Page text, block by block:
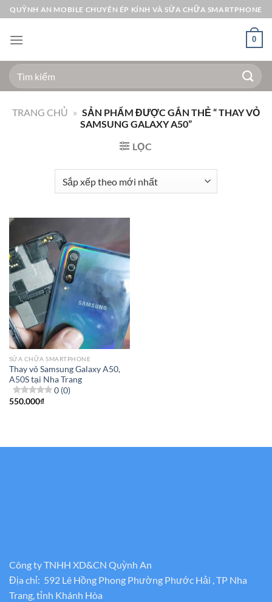
Bỏ
qua
nội
QUỲNH AN MOBILE CHUYÊN ÉP KÍNH VÀ SỬA CHỮA SMARTPHONE
0
Tìm
kiếm:
TRANG CHỦ » SẢN PHẨM ĐƯỢC GẮN THẺ “ THAY VỎ
SAMSUNG GALAXY A50”
LỌC
SỬA CHỮA SMARTPHONE
Thay vỏ Samsung Galaxy A50,
A50S tại Nha Trang
0 (0)
550.000₫
Công ty TNHH XD&CN Quỳnh An
Địa chỉ: 592 Lê Hồng Phong Phường Phước Hải , TP Nha
Trang, tỉnh Khánh Hòa